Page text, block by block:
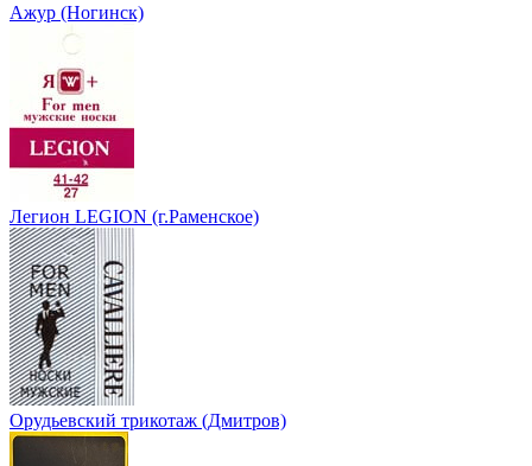
Ажур (Ногинск)
Легион LEGION (г.Раменское)
Орудьевский трикотаж (Дмитров)